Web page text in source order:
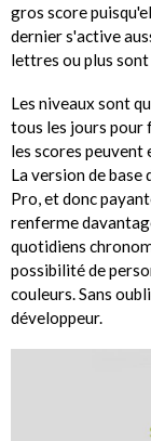
gros score
dernier s'active
lettres ou plus
Les niveaux sont
tous les jours pour
les scores peuvent
La version de base
Pro, et donc
renferme
quotidiens
possibilité de
couleurs. Sans
développeur.